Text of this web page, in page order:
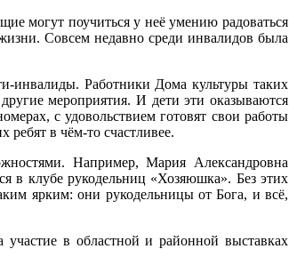
могут поучиться у неё умению радоваться
Совсем недавно среди инвалидов была
инвалиды. Работники Дома культуры таких
мероприятия. И дети эти оказываются
с удовольствием готовят свои работы
ребят в чём-то счастливее.
Например, Мария Александровна
в клубе рукодельниц «Хозяюшка». Без этих
ярким: они рукодельницы от Бога, и всё,
в областной и районной выставках